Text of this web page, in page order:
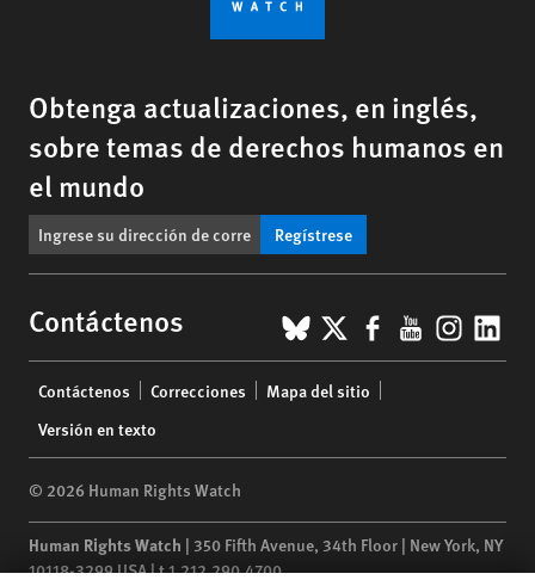
Obtenga actualizaciones, en inglés,
sobre temas de derechos humanos en
el mundo
Regístrese
Contáctenos BlueSky
X Facebook
YouTube
menu
Contáctenos Correcciones
Mapa del sitio
Versión en texto
© 2026 Human Rights Watch
Human Rights Watch | 350 Fifth Avenue, 34th Floor | New York, NY
10118-3299USA|t1.212.290.4700